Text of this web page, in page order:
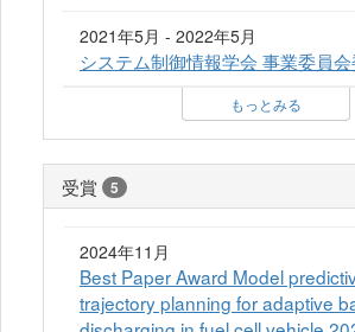
2021年5月 - 2022年5月
システム制御情報学会 事業委員
もっとみる
受賞 5
2024年11月
Best Paper Award Model
trajectory planning for adaptive